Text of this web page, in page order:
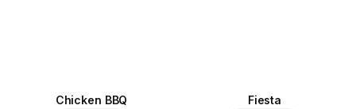
Chicken BBQ Fiesta